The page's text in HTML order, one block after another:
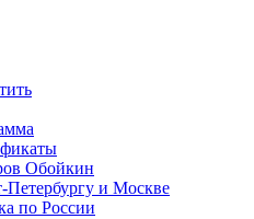
Обойкин
Петербургу и Москве
по России